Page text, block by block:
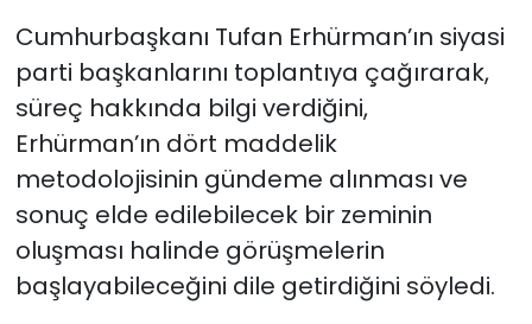
Cumhurbaşkanı Tufan Erhürman’ın siyasi
parti başkanlarını toplantıya çağırarak,
süreç hakkında bilgi verdiğini,
Erhürman’ın dört maddelik
metodolojisinin gündeme alınması ve
sonuç elde edilebilecek bir zeminin
oluşması halinde görüşmelerin
başlayabileceğini dile getirdiğini söyledi.